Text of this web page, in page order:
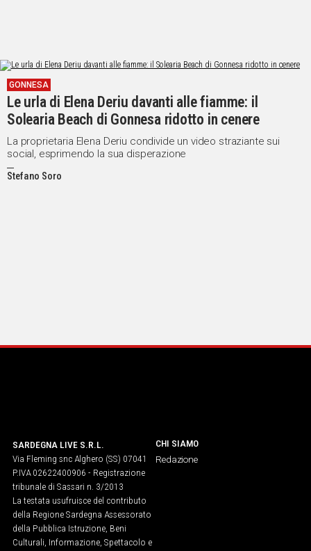
GONNESA
Le urla di Elena Deriu davanti alle fiamme: il
Solearia Beach di Gonnesa ridotto in cenere
La proprietaria Elena Deriu condivide un video straziante sui
social, esprimendo la sua disperazione
Stefano Soro
SARDEGNA LIVE S.R.L.
Via Fleming snc Alghero (SS) 07041
P.IVA 02622400906 - Registrazione
tribunale di Sassari n. 3/2013
La testata usufruisce del contributo
della Regione Sardegna Assessorato
della Pubblica Istruzione, Beni
Culturali, Informazione, Spettacolo e
CHI SIAMO
Redazione